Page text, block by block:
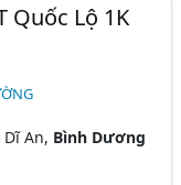
Quốc Lộ 1K
An, Bình Dương